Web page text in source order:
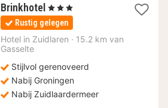
Brinkhotel 1
nacht
vanaf
€
, 3 Sterren
Rustig gelegen
Hotel in Zuidlaren · 15.2 km van
Gasselte
Stijlvol gerenoveerd
Nabij Groningen
Nabij Zuidlaardermeer